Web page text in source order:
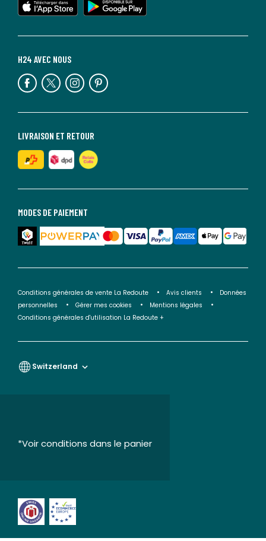
MODES DE PAIEMENT
LIVRAISON ET RETOUR
H24 AVEC NOUS
Conditions générales de vente La Redoute Avis clients
Données
personnelles
Gérer mes cookies
Mentions légales
Conditions générales d'utilisation La Redoute +
Switzerland
*Voir conditions dans le panier